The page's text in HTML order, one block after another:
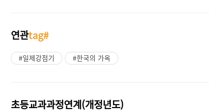
연관tag#
#일제강점기 #한국의 가옥
초등교과과정연계(개정년도)